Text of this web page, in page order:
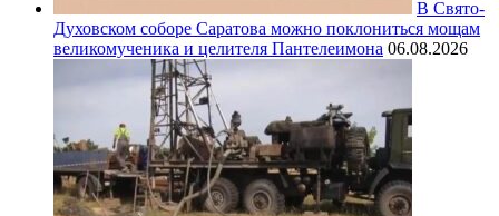
В Свято-
Духовском соборе Саратова можно поклониться мощам
великомученика и целителя Пантелеимона 06.08.2026